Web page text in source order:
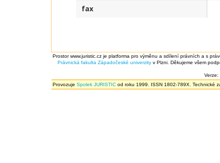
fax
Prostor www.juristic.cz je platforma pro výměnu a sdílení právních a s
Právnická fakulta Západočeské univerzity v Plzni. Děkujeme všem
Verze:
Provozuje Spolek JURISTIC od roku 1999. ISSN 1802-789X. Technické